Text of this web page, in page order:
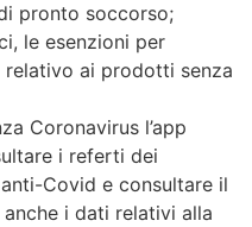
pronto soccorso;
le esenzioni per
ai prodotti senza
Coronavirus l’app
i referti dei
Covid e consultare il
i dati relativi alla